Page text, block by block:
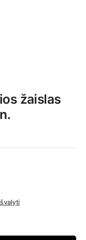
žaislas